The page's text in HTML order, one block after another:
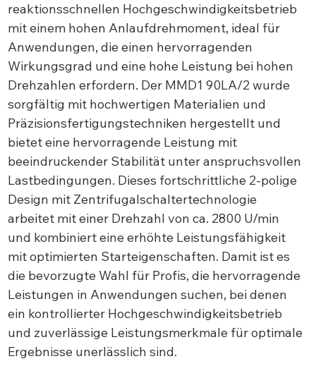
reaktionsschnellen Hochgeschwindigkeitsbetrieb
mit einem hohen Anlaufdrehmoment, ideal für
Anwendungen, die einen hervorragenden
Wirkungsgrad und eine hohe Leistung bei hohen
Drehzahlen erfordern. Der MMD1 90LA/2 wurde
sorgfältig mit hochwertigen Materialien und
Präzisionsfertigungstechniken hergestellt und
bietet eine hervorragende Leistung mit
beeindruckender Stabilität unter anspruchsvollen
Lastbedingungen. Dieses fortschrittliche 2-polige
Design mit Zentrifugalschaltertechnologie
arbeitet mit einer Drehzahl von ca. 2800 U/min
und kombiniert eine erhöhte Leistungsfähigkeit
mit optimierten Starteigenschaften. Damit ist es
die bevorzugte Wahl für Profis, die hervorragende
Leistungen in Anwendungen suchen, bei denen
ein kontrollierter Hochgeschwindigkeitsbetrieb
und zuverlässige Leistungsmerkmale für optimale
Ergebnisse unerlässlich sind.